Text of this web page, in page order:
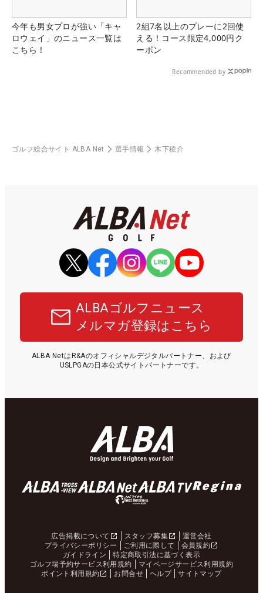
今年も男女プロが強い「キャ
ロウェイ」のニュース一覧は
こちら！
2組7名以上のプレーに2回使
える！コース限定4,000円ク
ーポン
Recommended by
ゴルフ総合サイト ALBA Net 選手情報 木下稜介
ALBAゴルフニュース
メルマガ登録はこちら
ALBA NetはR&Aのオフィシャルデジタルパートナー、および
USLPGAの日本公式サイトパートナーです。
広告掲載について スタッフ募集
運営会社
プライバシーポリシー
ご利用に際して
会員規約
ガイドライン
特定商取引法に基づく表示
ゴルフ場予約サービス利用規約
マイページサービス利用規約
ポイント利用規約
お問合せ ヘルプ サイトマップ